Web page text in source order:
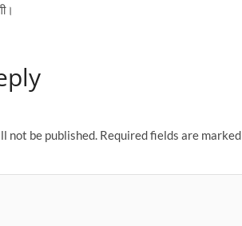
not be published. Required fields are marked